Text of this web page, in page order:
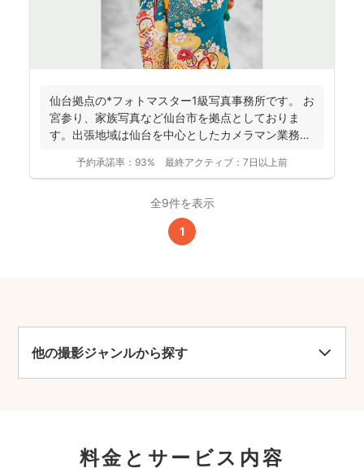
仙台拠点の*フォトマスター1級写真事務所です。 お
宮参り、家族写真など仙台市を拠点としておりま
す。出張地域は仙台を中心としたカメラマン業務を
予約承諾率： 93% 最終アクティブ： 7日以上前
全9件を表示
1
他の撮影ジャンルから探す
料金とサービス内容